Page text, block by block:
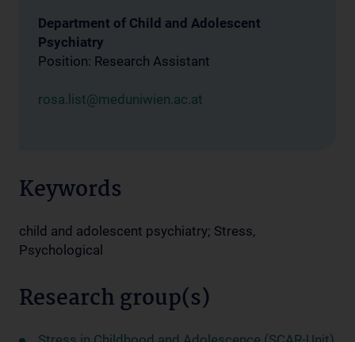
Department of Child and Adolescent
Psychiatry
Position: Research Assistant
rosa.list@meduniwien.ac.at
Keywords
child and adolescent psychiatry; Stress,
Psychological
Research group(s)